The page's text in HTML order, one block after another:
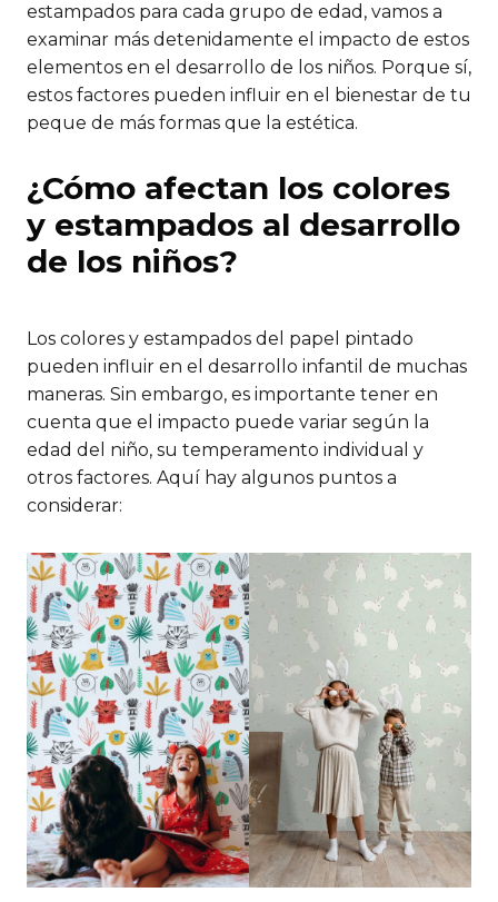
estampados para cada grupo de edad, vamos a
examinar más detenidamente el impacto de estos
elementos en el desarrollo de los niños. Porque sí,
estos factores pueden influir en el bienestar de tu
peque de más formas que la estética.
¿Cómo afectan los colores
y estampados al desarrollo
de los niños?
Los colores y estampados del papel pintado
pueden influir en el desarrollo infantil de muchas
maneras. Sin embargo, es importante tener en
cuenta que el impacto puede variar según la
edad del niño, su temperamento individual y
otros factores. Aquí hay algunos puntos a
considerar: